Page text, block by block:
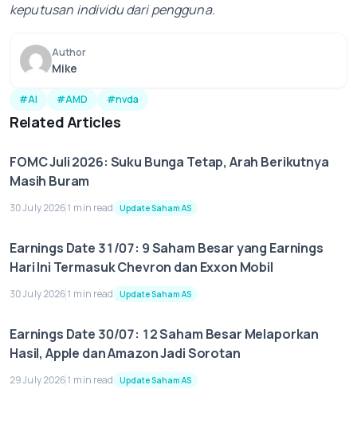
keputusan individu dari pengguna.
Author
Mike
#AI #AMD #nvda
Related Articles
FOMC Juli 2026: Suku Bunga Tetap, Arah Berikutnya
Masih Buram
30 July 20261 min read Update Saham AS
Earnings Date 31/07: 9 Saham Besar yang Earnings
Hari Ini Termasuk Chevron dan Exxon Mobil
30 July 20261 min read Update Saham AS
Earnings Date 30/07: 12 Saham Besar Melaporkan
Hasil, Apple dan Amazon Jadi Sorotan
29 July 20261 min read Update Saham AS